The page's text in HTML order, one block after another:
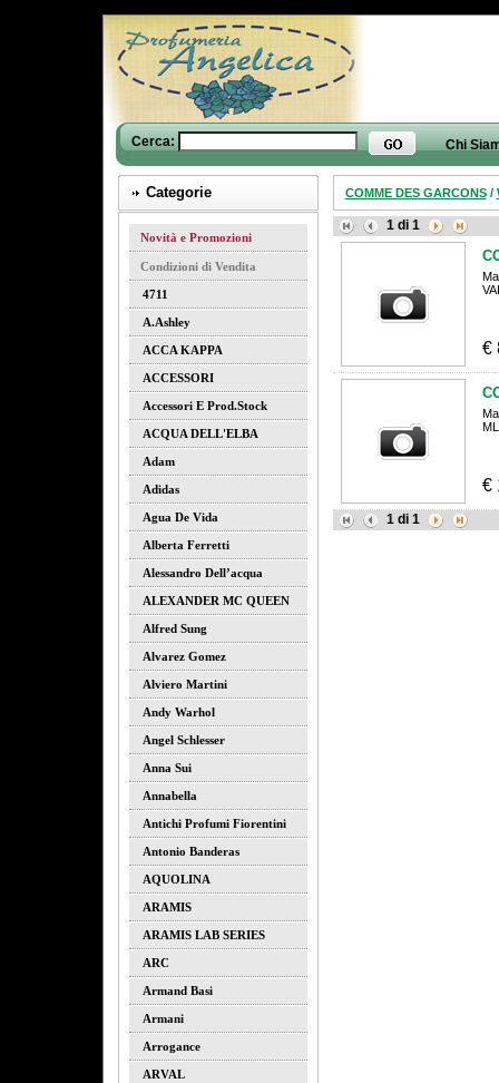
Cerca: Chi
Categorie
Novità e Promozioni
Condizioni di Vendita
4711
A.ashley
ACCA KAPPA
ACCESSORI
Accessori E Prod.stock
ACQUA DELL'ELBA
Adam
Adidas
Agua De Vida
Alberta Ferretti
Alessandro Dell’acqua
ALEXANDER MC QUEEN
Alfred Sung
Alvarez Gomez
Alviero Martini
Andy Warhol
Angel Schlesser
Anna Sui
Annabella
Antichi Profumi Fiorentini
Antonio Banderas
AQUOLINA
ARAMIS
ARAMIS LAB SERIES
ARC
Armand Basi
Armani
Arrogance
ARVAL
COMME DES GARCONS/
1di 1
1di 1
€
€